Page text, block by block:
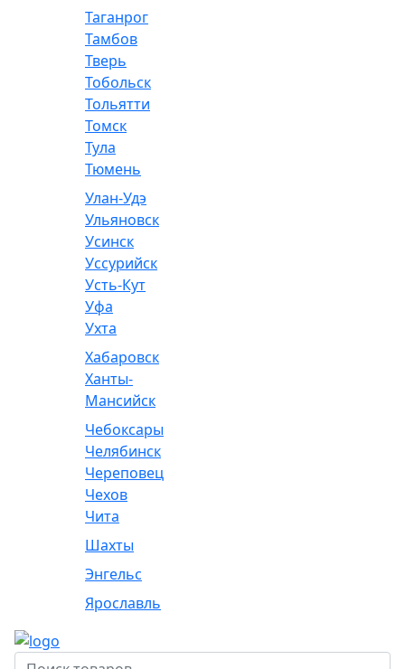
Таганрог
Тамбов
Тверь
Тобольск
Тольятти
Томск
Тула
Тюмень
Улан-Удэ
Ульяновск
Усинск
Уссурийск
Усть-Кут
Уфа
Ухта
Хабаровск
Ханты-
Мансийск
Чебоксары
Челябинск
Череповец
Чехов
Чита
Шахты
Энгельс
Ярославль